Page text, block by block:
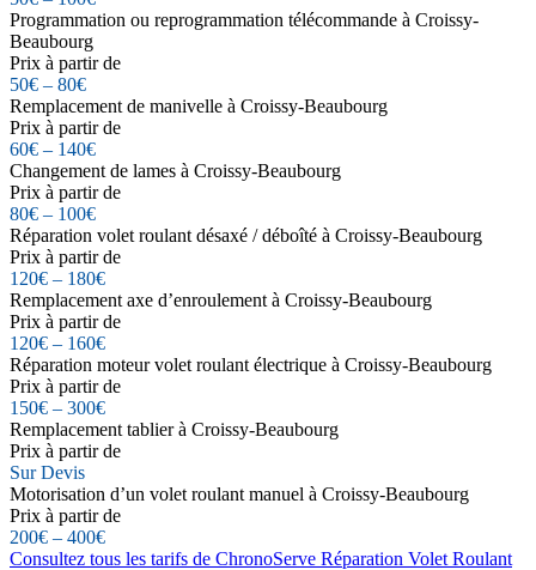
Programmation ou reprogrammation télécommande à Croissy-
Beaubourg
Prix à partir de
50€ – 80€
Remplacement de manivelle à Croissy-Beaubourg
Prix à partir de
60€ – 140€
Changement de lames à Croissy-Beaubourg
Prix à partir de
80€ – 100€
Réparation volet roulant désaxé / déboîté à Croissy-Beaubourg
Prix à partir de
120€ – 180€
Remplacement axe d’enroulement à Croissy-Beaubourg
Prix à partir de
120€ – 160€
Réparation moteur volet roulant électrique à Croissy-Beaubourg
Prix à partir de
150€ – 300€
Remplacement tablier à Croissy-Beaubourg
Prix à partir de
Sur Devis
Motorisation d’un volet roulant manuel à Croissy-Beaubourg
Prix à partir de
200€ – 400€
Consultez tous les tarifs de ChronoServe Réparation Volet Roulant